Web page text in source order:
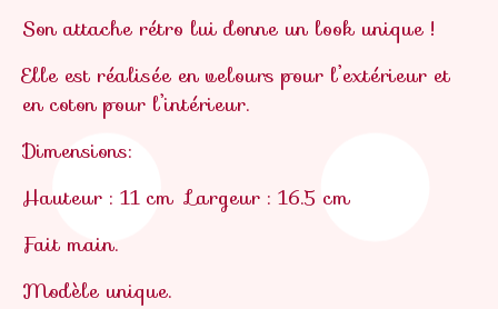
Son attache rétro lui donne un look unique !
Elle est réalisée en velours pour l’extérieur et
en coton pour l’intérieur.
Dimensions:
Hauteur : 11 cm Largeur : 16.5 cm
Fait main.
Modèle unique.